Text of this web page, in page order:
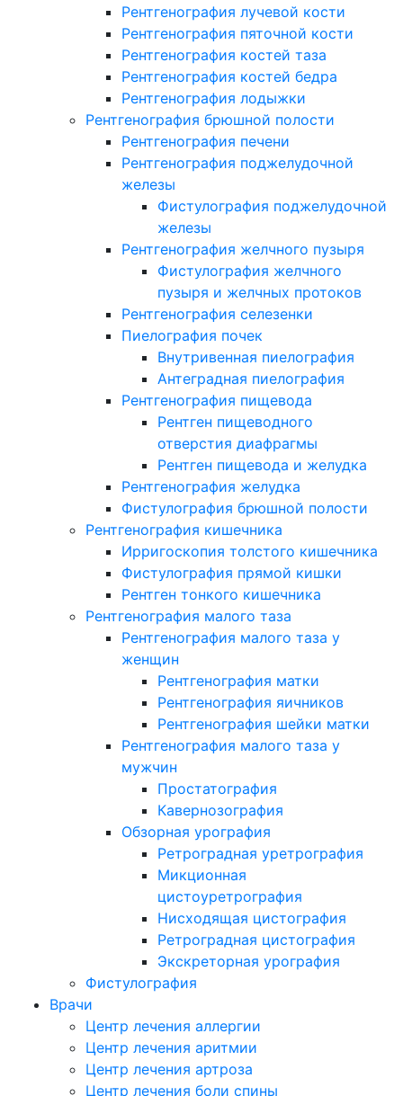
Рентгенография лучевой кости
Рентгенография пяточной кости
Рентгенография костей таза
Рентгенография костей бедра
Рентгенография лодыжки
Рентгенография брюшной полости
Рентгенография печени
Рентгенография поджелудочной
железы
Фистулография поджелудочной
железы
Рентгенография желчного пузыря
Фистулография желчного
пузыря и желчных протоков
Рентгенография селезенки
Пиелография почек
Внутривенная пиелография
Антеградная пиелография
Рентгенография пищевода
Рентген пищеводного
отверстия диафрагмы
Рентген пищевода и желудка
Рентгенография желудка
Фистулография брюшной полости
Рентгенография кишечника
Ирригоскопия толстого кишечника
Фистулография прямой кишки
Рентген тонкого кишечника
Рентгенография малого таза
Рентгенография малого таза у
женщин
Рентгенография матки
Рентгенография яичников
Рентгенография шейки матки
Рентгенография малого таза у
мужчин
Простатография
Кавернозография
Обзорная урография
Ретроградная уретрография
Микционная
цистоуретрография
Нисходящая цистография
Ретроградная цистография
Экскреторная урография
Фистулография
Врачи
Центр лечения аллергии
Центр лечения аритмии
Центр лечения артроза
Центр лечения боли спины